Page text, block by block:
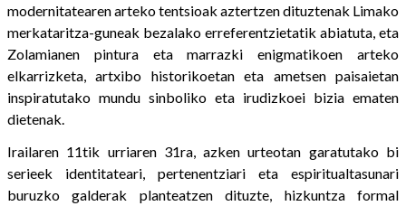
modernitatearen arteko tentsioak aztertzen dituztenak Limako
merkataritza-guneak bezalako erreferentzietatik abiatuta, eta
Zolamianen pintura eta marrazki enigmatikoen arteko
elkarrizketa, artxibo historikoetan eta ametsen paisaietan
inspiratutako mundu sinboliko eta irudizkoei bizia ematen
dietenak.
Irailaren 11tik urriaren 31ra, azken urteotan garatutako bi
serieek identitateari, pertenentziari eta espiritualtasunari
buruzko galderak planteatzen dituzte, hizkuntza formal